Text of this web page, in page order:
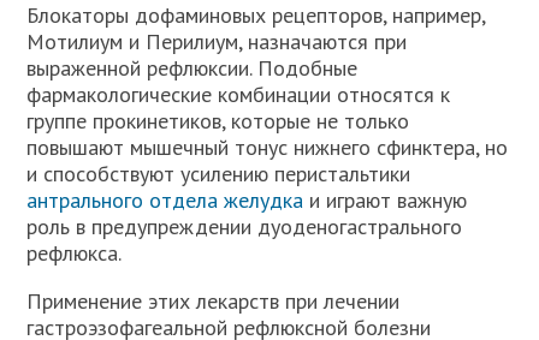
Блокаторы дофаминовых рецепторов, например,
Мотилиум и Перилиум, назначаются при
выраженной рефлюксии. Подобные
фармакологические комбинации относятся к
группе прокинетиков, которые не только
повышают мышечный тонус нижнего сфинктера, но
и способствуют усилению перистальтики
антрального отдела желудка и играют важную
роль в предупреждении дуоденогастрального
рефлюкса.
Применение этих лекарств при лечении
гастроэзофагеальной рефлюксной болезни